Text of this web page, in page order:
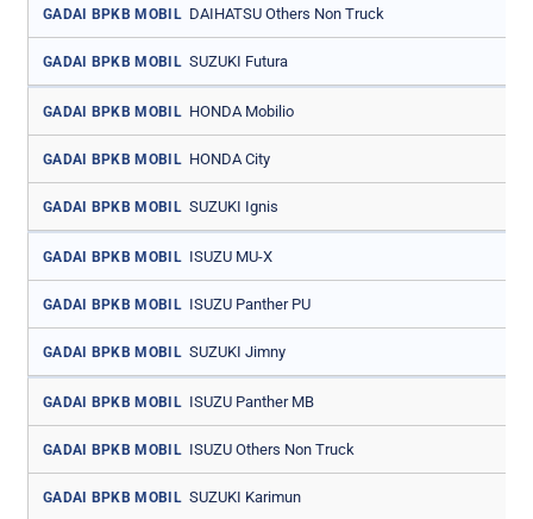
GADAI BPKB MOBIL DAIHATSU Others Non Truck
GADAI BPKB MOBIL SUZUKI Futura
GADAI BPKB MOBIL HONDA Mobilio
GADAI BPKB MOBIL HONDA City
GADAI BPKB MOBIL SUZUKI Ignis
GADAI BPKB MOBIL ISUZU MU-X
GADAI BPKB MOBIL ISUZU Panther PU
GADAI BPKB MOBIL SUZUKI Jimny
GADAI BPKB MOBIL ISUZU Panther MB
GADAI BPKB MOBIL ISUZU Others Non Truck
GADAI BPKB MOBIL SUZUKI Karimun